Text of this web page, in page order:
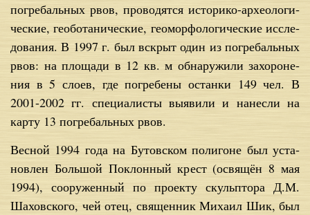
по­гре­баль­ных рвов, про­во­дят­ся ис­то­ри­ко-ар­хео­ло­ги­
че­ские, гео­бо­та­ни­че­ские, гео­мор­фо­ло­ги­че­ские ис­сле­
до­ва­ния. В 1997 г. был вскрыт один из по­гре­баль­ных
рвов: на пло­ща­ди в 12 кв. м об­на­ру­жи­ли за­хо­ро­не­
ния в 5 сло­ев, где по­гре­бе­ны остан­ки 149 чел. В
2001-2002 гг. спе­ци­а­ли­сты вы­яви­ли и на­нес­ли на
кар­ту 13 по­гре­баль­ных рвов.
Вес­ной 1994 го­да на Бу­тов­ском по­ли­гоне был уста­
нов­лен Боль­шой По­клон­ный крест (освя­щён 8 мая
1994), со­ору­жен­ный по про­ек­ту скуль­пто­ра Д.М.
Ша­хов­ско­го, чей отец, свя­щен­ник Ми­ха­ил Шик, был